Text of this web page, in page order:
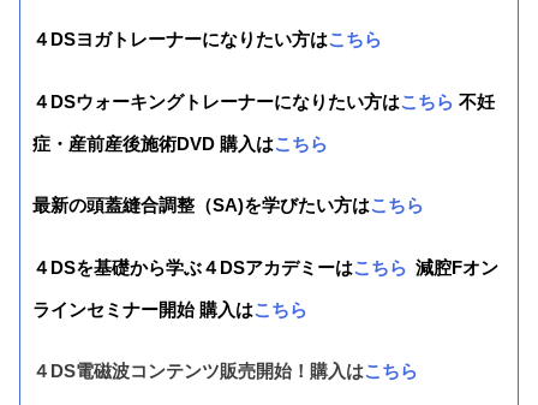
４DSヨガトレーナーになりたい方はこちら
４DSウォーキングトレーナーになりたい方はこちら 不妊
症・産前産後施術DVD 購入はこちら
最新の頭蓋縫合調整（SA)を学びたい方はこちら
４DSを基礎から学ぶ４DSアカデミーはこちら 減腔Fオン
ラインセミナー開始 購入はこちら
４DS電磁波コンテンツ販売開始！購入はこちら